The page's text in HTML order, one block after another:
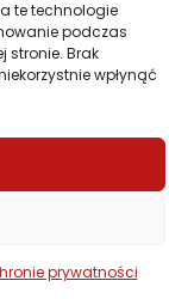
te technologie
podczas
stronie. Brak
wpłynąć
prywatności